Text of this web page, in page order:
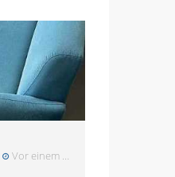
Vor einem Monat